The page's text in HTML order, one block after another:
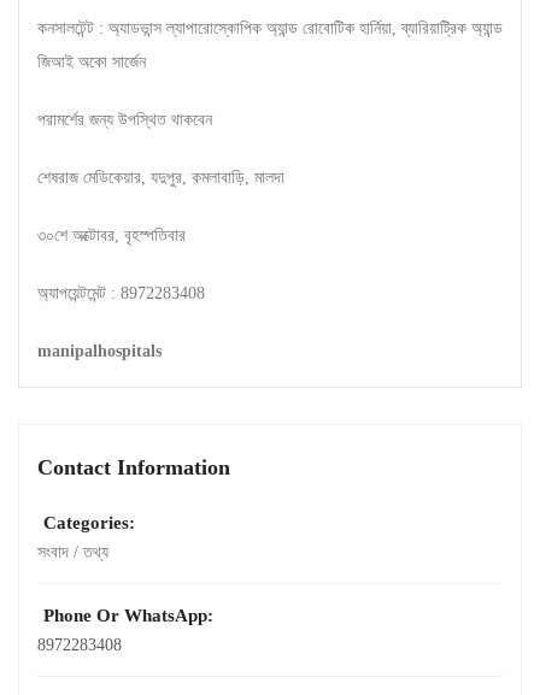
কনসালটেন্ট : অ্যাডভান্স ল্যাপারোস্কোপিক অ্যান্ড রোবোটিক হার্নিয়া, ব্যারিয়াট্রিক অ্যান্ড
জিআই অকো সার্জেন
পরামর্শের জন্য উপস্থিত থাকবেন
শেষরাজ মেডিকেয়ার, যদুপুর, কমলাবাড়ি, মালদা
৩০শে অক্টোবর, বৃহস্পতিবার
অ্যাপয়েন্টমেন্ট : 8972283408
manipalhospitals
Contact Information
Categories:
সংবাদ / তথ্য
Phone Or WhatsApp:
8972283408